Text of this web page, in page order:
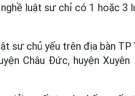
luật sư chỉ có 1 hoặc
sư chủ yếu trên địa bàn
Châu Đức, huyện